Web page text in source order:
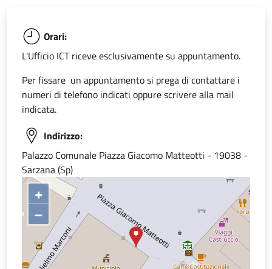
Orari:
L'Ufficio ICT riceve esclusivamente su appuntamento.
Per fissare un appuntamento si prega di contattare i
numeri di telefono indicati oppure scrivere alla mail
indicata.
Indirizzo:
Palazzo Comunale Piazza Giacomo Matteotti - 19038 -
Sarzana (Sp)
+
–